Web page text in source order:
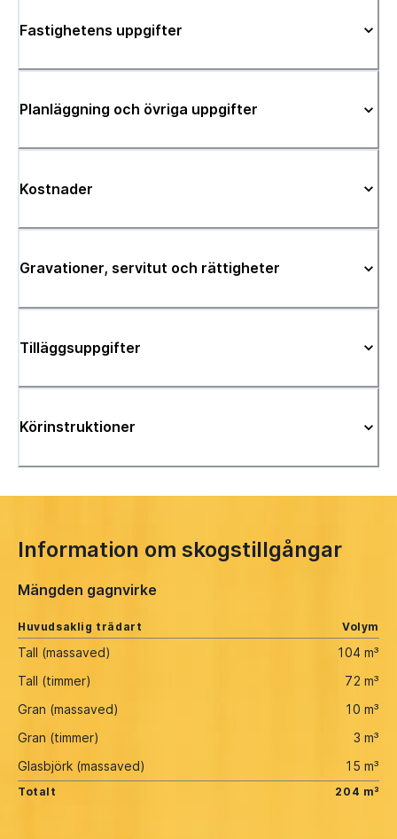
Fastighetens uppgifter
Planläggning och övriga uppgifter
Kostnader
Gravationer, servitut och rättigheter
Tilläggsuppgifter
Körinstruktioner
Information om skogstillgångar
Mängden gagnvirke
Huvudsaklig trädart Volym
Tall (massaved)
104 m³
Tall (timmer)
72 m³
Gran (massaved)
10 m³
Gran (timmer)
3 m³
Glasbjörk (massaved)
15 m³
Totalt 204 m³